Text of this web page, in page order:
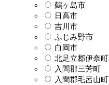
鶴ヶ島市
日高市
吉川市
ふじみ野市
白岡市
北足立郡伊奈町
入間郡三芳町
入間郡毛呂山町